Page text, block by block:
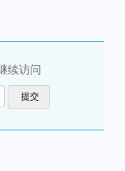
续访问